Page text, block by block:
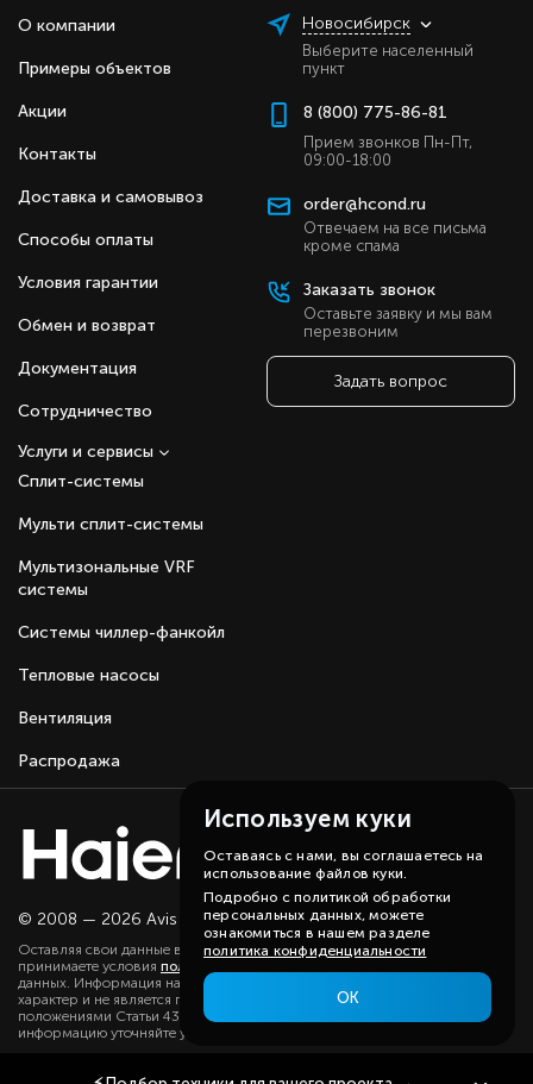
О компании
Примеры объектов
Акции
Контакты
Доставка и самовывоз
Способы оплаты
Условия гарантии
Обмен и возврат
Документация
Сотрудничество
Сплит-системы
Мульти сплит-системы
Мультизональные VRF
системы
Системы чиллер-фанкойл
Тепловые насосы
Вентиляция
Распродажа
Услуги и сервисы
Новосибирск
Выберите населенный
пункт
8 (800) 775-86-81
Прием звонков Пн-Пт,
09:00-18:00
order@hcond.ru
Отвечаем на все письма
кроме спама
Заказать звонок
Оставьте заявку и мы вам
перезвоним
Задать вопрос
© 2008 — 2026 Avis group.Карта сайта
Оставляя свои данные в любой форме на сайте, вы даете согласие и
принимаете условия политики
данных. Информация на данном сайте носит ознакомительный
характер и не является публичной офертой, определяемой
положениями Статьи 437(2) ГК РФ. Существенную для вас
информацию уточняйте у наших менеджеров.
Используем куки
Оставаясь с нами, вы соглашаетесь на
использование файлов куки.
Подробно с политикой обработки
персональных данных, можете
ознакомиться в нашем разделе
политика конфиденциальности
ОК